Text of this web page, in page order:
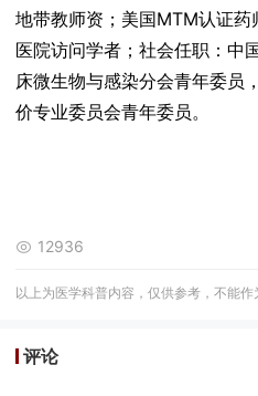
地带教师资；美国MTM认证
医院访问学者；社会任职：中
床微生物与感染分会青年委员
价专业委员会青年委员。
12936
以上为医学科普内容，仅供参考，不能作
评论